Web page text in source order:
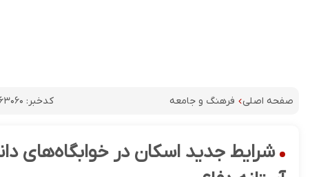
صفحه اصلی فرهنگ و جامعه کدخبر:
شرایط جدید اسکان در خوابگاه‌های